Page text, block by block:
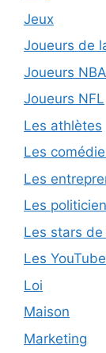
Jeux
Joueurs de
Joueurs NBA
Joueurs NFL
Les athlètes
Les
Les
Les
Les stars de
Les
Loi
Maison
Marketing